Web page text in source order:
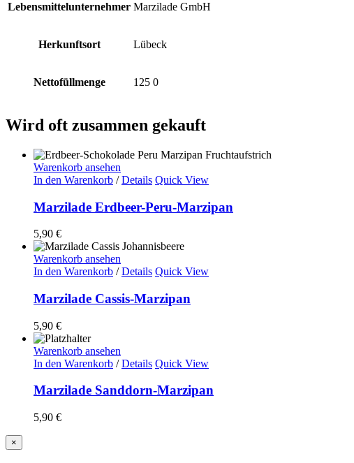
Lebensmittelunternehmer Marzilade GmbH
Herkunftsort Lübeck
Nettofüllmenge 125 0
Wird oft zusammen gekauft
Warenkorb ansehen
In den Warenkorb / Details Quick View
Marzilade Erdbeer-Peru-Marzipan
5,90 €
Warenkorb ansehen
In den Warenkorb / Details Quick View
Marzilade Cassis-Marzipan
5,90 €
Warenkorb ansehen
In den Warenkorb / Details Quick View
Marzilade Sanddorn-Marzipan
5,90 €
Close
product
×